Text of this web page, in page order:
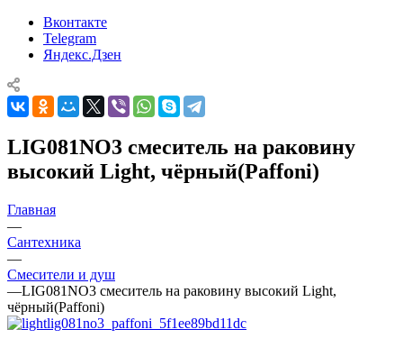
Вконтакте
Telegram
Яндекс.Дзен
LIG081NO3 смеситель на раковину
высокий Light, чёрный(Paffoni)
Главная
—
Сантехника
—
Смесители и душ
—LIG081NO3 смеситель на раковину высокий Light,
чёрный(Paffoni)